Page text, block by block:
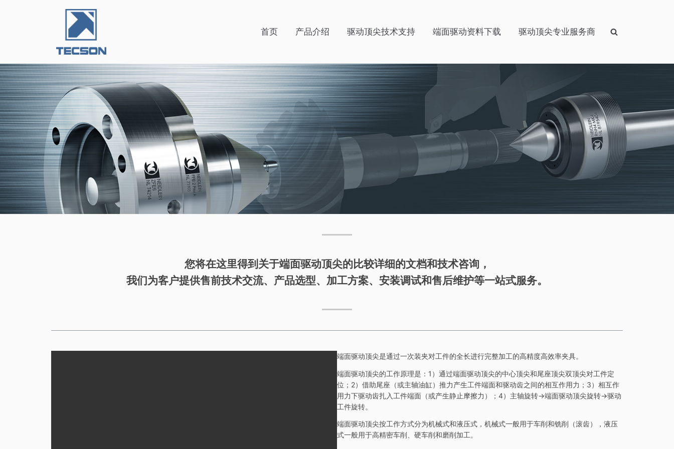
首页 产品介绍 驱动顶尖技术支持 端面驱动资料下载 驱动顶尖专业服务商
您将在这里得到关于端面驱动顶尖的比较详细的文档和技术咨询，
我们为客户提供售前技术交流、产品选型、加工方案、安装调试和售后维护等一站式服务。
端面驱动顶尖是通过一次装夹对工件的全长进行完整加工的高精度高效率夹具。
端面驱动顶尖的工作原理是：1）通过端面驱动顶尖的中心顶尖和尾座顶尖双顶尖对工件定
位；2）借助尾座（或主轴油缸）推力产生工件端面和驱动齿之间的相互作用力；3）相互作
用力下驱动齿扎入工件端面（或产生静止摩擦力）；4）主轴旋转->端面驱动顶尖旋转->驱动
工件旋转。
端面驱动顶尖按工作方式分为机械式和液压式，机械式一般用于车削和铣削（滚齿），液压
式一般用于高精密车削、硬车削和磨削加工。